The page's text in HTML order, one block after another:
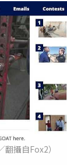
攝自Fox2）